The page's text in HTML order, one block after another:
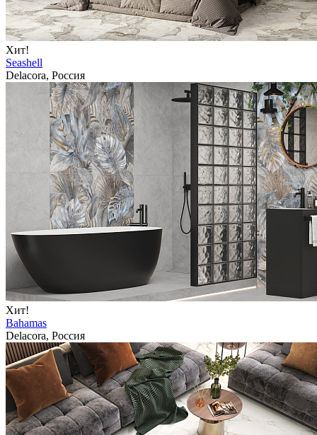
Хит!
Seashell
Delacora, Россия
Хит!
Bahamas
Delacora, Россия